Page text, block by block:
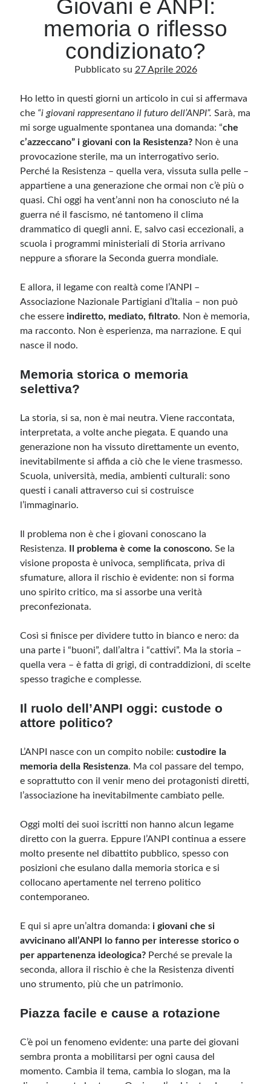
Categorie
Categorie
Questo blog non rappresenta una testata giornalistica, in quanto viene aggiornato
senza alcuna periodicità. Non può pertanto considerarsi un prodotto editoriale ai
sensi della legge n· 62 del 7.03.2001. L’autore non è responsabile di quanto
pubblicato dai lettori nei commenti ai vari post. Saranno comunque cancellati quelli
ritenuti offensivi o lesivi dell’immagine o dell’onorabilità di terzi, di genere spam,
razzisti o che contengano dati personali non conformi al rispetto delle norme sulla
privacy. Alcune immagini inserite in questo blog sono tratte da Internet e, pertanto,
considerate di pubblico dominio. Qualora la loro pubblicazione violasse eventuali
immediatamente rimosse. L’autore del blog non è responsabile dei siti collegati
Meta
Giovani e ANPI:
memoria o riflesso
condizionato?
Pubblicato su 27 Aprile 2026
Ho letto in questi giorni un articolo in cui si affermava
che “i giovani rappresentano il futuro dell’ANPI”.Sarà, ma
mi sorge ugualmente spontanea una domanda: “che
c’azzeccano” i giovani con la Resistenza? Non è una
provocazione sterile, ma un interrogativo serio.
Perché la Resistenza – quella vera, vissuta sulla pelle –
appartiene a una generazione che ormai non c’è più o
quasi. Chi oggi ha vent’anni non ha conosciuto né la
guerra né il fascismo, né tantomeno il clima
drammatico di quegli anni. E, salvo casi eccezionali, a
scuola i programmi ministeriali di Storia arrivano
neppure a sfiorare la Seconda guerra mondiale.
E allora, il legame con realtà come l’ANPI –
Associazione Nazionale Partigiani d’Italia – non può
che essereindiretto, mediato, filtrato. Non è memoria,
ma racconto. Non è esperienza, ma narrazione. E qui
nasce il nodo.
Memoria storica o memoria
selettiva?
La storia, si sa, non è mai neutra. Viene raccontata,
interpretata, a volte anche piegata. E quando una
generazione non ha vissuto direttamente un evento,
inevitabilmente si affida a ciò che le viene trasmesso.
Scuola, università, media, ambienti culturali: sono
questi i canali attraverso cui si costruisce
l’immaginario.
Il problema non è che i giovani conoscano la
Resistenza.
Il problema è come la conoscono. Se la
visione proposta è univoca, semplificata, priva di
sfumature, allora il rischio è evidente: non si forma
uno spirito critico, ma si assorbe una verità
preconfezionata.
Così si finisce per dividere tutto in bianco e nero: da
una parte i “buoni”, dall’altra i “cattivi”. Ma la storia –
quella vera – è fatta di grigi, di contraddizioni, di scelte
spesso tragiche e complesse.
Il ruolo dell’ANPI oggi: custode o
attore politico?
L’ANPI nasce con un compito nobile:custodire la
memoria della Resistenza. Ma col passare del tempo,
e soprattutto con il venir meno dei protagonisti diretti,
l’associazione ha inevitabilmente cambiato pelle.
Oggi molti dei suoi iscritti non hanno alcun legame
diretto con la guerra. Eppure l’ANPI continua a essere
molto presente nel dibattito pubblico, spesso con
posizioni che esulano dalla memoria storica e si
collocano apertamente nel terreno politico
contemporaneo.
E qui si apre un’altra domanda:i giovani che si
avvicinano all’ANPI lo fanno per interesse storico o
per appartenenza ideologica? Perché se prevale la
seconda, allora il rischio è che la Resistenza diventi
uno strumento, più che un patrimonio.
Piazza facile e cause a rotazione
C’è poi un fenomeno evidente: una parte dei giovani
sembra pronta a mobilitarsi per ogni causa del
momento. Cambia il tema, cambia lo slogan, ma la